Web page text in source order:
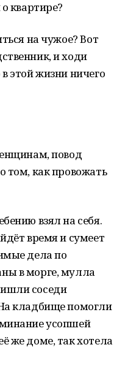
квартире?
на чужое? Вот
и ходи
этой жизни ничего
повод
том, как провожать
взял на себя.
время и сумеет
дела по
в морге, мулла
соседи
кладбище помогли
усопшей
же доме, так хотела